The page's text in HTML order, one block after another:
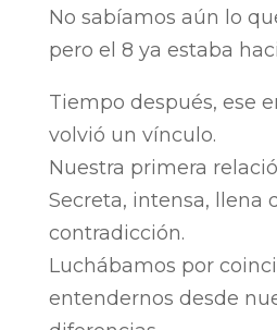
No sabíamos aún lo
pero el 8 ya estaba
Tiempo después, ese
volvió un vínculo.
Nuestra primera
Secreta, intensa, llena
contradicción.
Luchábamos por
entendernos desde